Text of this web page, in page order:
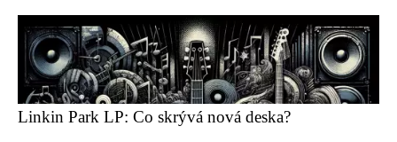
Linkin Park LP: Co skrývá nová deska?